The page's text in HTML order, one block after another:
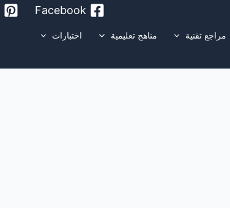
Facebook
مراجع تقنية مناهج تعليمية
اختبارات